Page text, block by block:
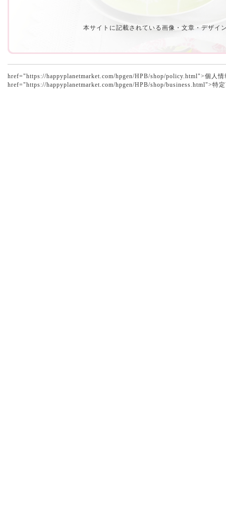
本サイトに記載されている画像・文章・デザイ
href="https://happyplanetmarket.com/hpgen/HPB/shop/policy.html">個人
href="https://happyplanetmarket.com/hpgen/HPB/shop/business.html">特